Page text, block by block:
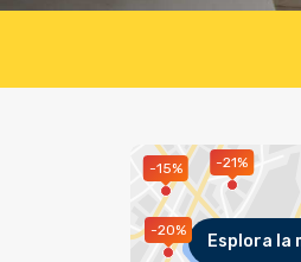
-21%
-20%
-15%
Esplora la